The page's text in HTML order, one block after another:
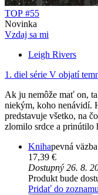
TOP #55
Novinka
Vzdaj sa mi
Leigh Rivers
1. diel série V objatí
Ak ju nemôže mať on,
niekým, koho nenávidí.
predstavuje všetko, na
zlomilo srdce a prinútilo
Knihapevná väzba
17,39 €
Dostupný 26. 8.
Produkt bude
Pridať do zoznamu